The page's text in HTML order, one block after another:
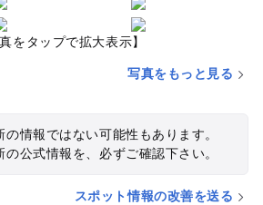
真をタップで拡大表示】
写真をもっと見る
の情報ではない可能性もあります。
の公式情報を、必ずご確認下さい。
スポット情報の改善を送る